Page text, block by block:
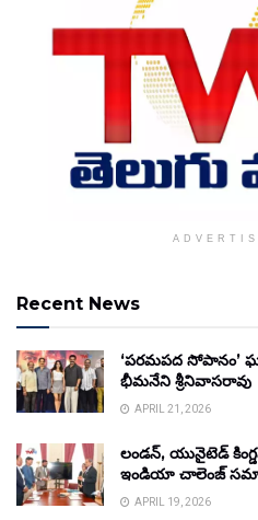
Recent News
‘పరమపద సోపానం’
భీమనేని శ్రీనివాసరావు
APRIL 21, 2026
లండన్, యునైటెడ్
ఇండియా చాలెంజ్
APRIL 19, 2026